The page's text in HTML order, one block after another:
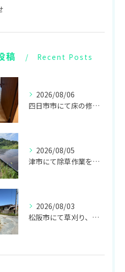
稿 Recent Posts
2026/08/06
四日市市にて床の修繕リフォームをしてきました！
2026/08/05
津市にて除草作業をしてきました！
2026/08/03
松阪市にて草刈り、伊勢市にて不用品回収、お仏壇の回収をしてきました！